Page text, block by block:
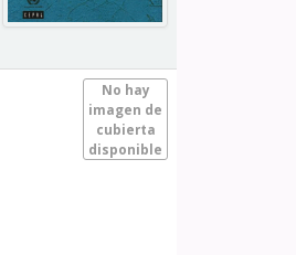
No hay
imagen de
cubierta
disponible